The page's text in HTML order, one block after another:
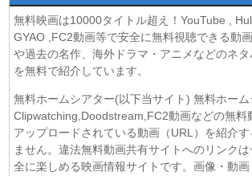
(07/08)しもべの王子様 第6話
(07/08)転生したらスライムだった件 第4期 第
(07/08) 金曜ロードショー 動画 2026年8月7日
(07/08)Tシャツが乾くまで 第5話
(07/08) 乙女怪獣キャラメリゼ 第6話
(07/08) チョッちゃん 第87話
(07/08)ひまわり 第95話
(07/08)マッサン 第19話
無料映画は10000タイトル超え！YouTube ,
GYAO ,FC2動画等で安全に無料視聴できる動
や過去の名作、海外ドラマ・アニメなどのネ
を無料で紹介しています。
無料ホームシアター(以下当サイト) 無料ホー
Clipwatching,Doodstream,FC2動画などの無料
アップロードされている動画（URL）を紹介
ません。違法無料動画共有サイトへのリンク
全に楽しめる映画情報サイトです。画像・動